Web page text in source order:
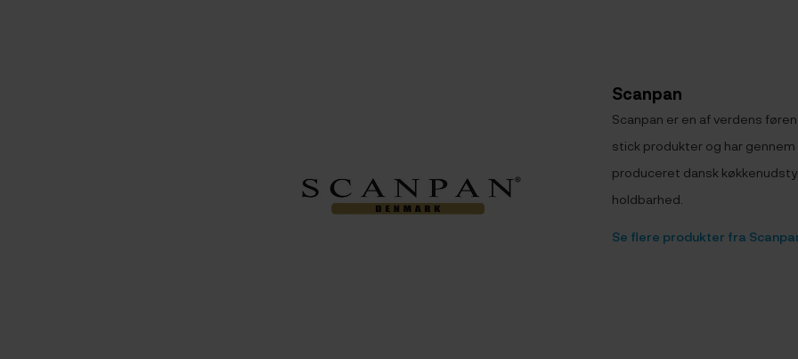
Scanpan
Scanpan er en af verdens
stick produkter og har
produceret dansk
holdbarhed.
Se flere produkter fra